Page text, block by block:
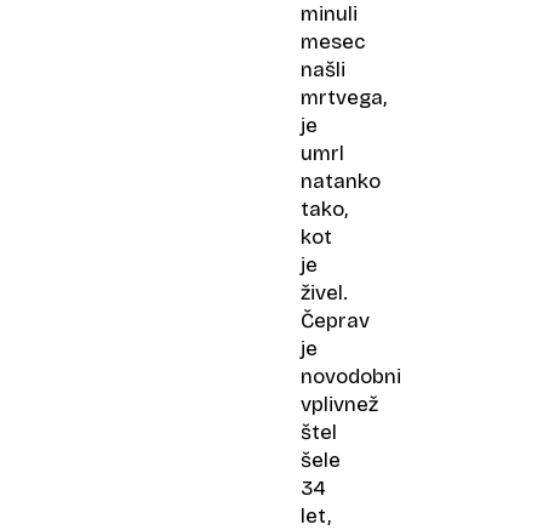
minuli
mesec
našli
mrtvega,
je
umrl
natanko
tako,
kot
je
živel.
Čeprav
je
novodobni
vplivnež
štel
šele
34
let,